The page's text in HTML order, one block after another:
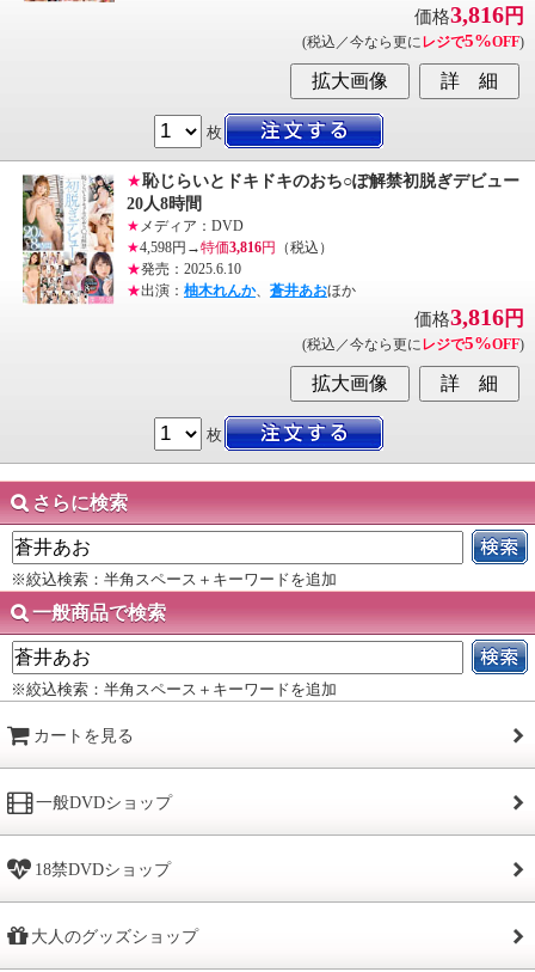
価格3,816円
(税込／今なら更に レジで5%OFF)
枚
★恥じらいとドキドキのおち○ぽ解禁初脱ぎデビュー
20人8時間
★ メディア：DVD
★4,598円→特価3,816円
（税込）
★発売：2025.6.10
★出演： 柚木れんか、 蒼井あおほか
価格3,816円
(税込／今なら更に レジで5%OFF)
枚
さらに検索
※絞込検索：半角スペース＋キーワードを追加
一般商品で検索
※絞込検索：半角スペース＋キーワードを追加
カートを見る
一般DVDショップ
18禁DVDショップ
大人のグッズショップ